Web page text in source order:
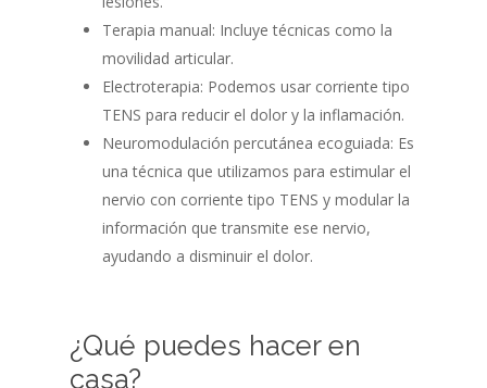
Terapia manual: Incluye técnicas como la
movilidad articular.
Electroterapia: Podemos usar corriente tipo
TENS para reducir el dolor y la inflamación.
Neuromodulación percutánea ecoguiada: Es
una técnica que utilizamos para estimular el
nervio con corriente tipo TENS y modular la
información que transmite ese nervio,
ayudando a disminuir el dolor.
¿Qué puedes hacer en
casa?